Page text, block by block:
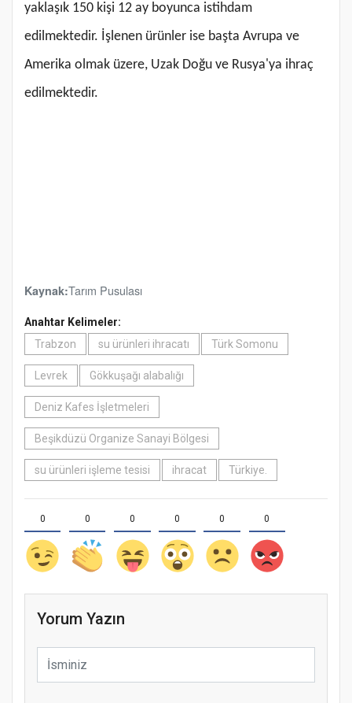
yaklaşık 150 kişi 12 ay boyunca istihdam
edilmektedir. İşlenen ürünler ise başta Avrupa ve
Amerika olmak üzere, Uzak Doğu ve Rusya'ya ihraç
edilmektedir.
Kaynak:Tarım Pusulası
Anahtar Kelimeler:
Trabzon
su ürünleri ihracatı Türk Somonu
Levrek Gökkuşağı alabalığı
Deniz Kafes İşletmeleri
Beşikdüzü Organize Sanayi Bölgesi
su ürünleri işleme tesisi ihracat Türkiye.
0 0 0 0 0 0
Yorum Yazın